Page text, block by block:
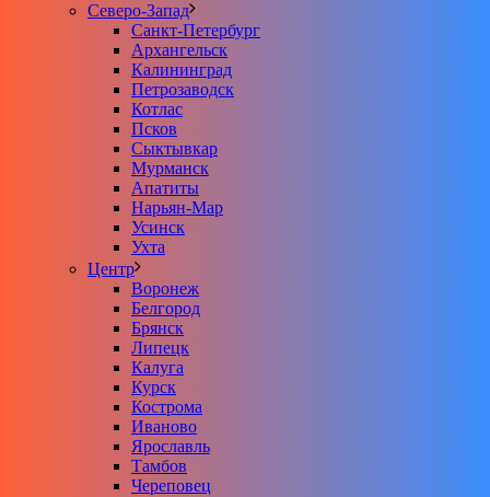
Северо-Запад
Санкт-Петербург
Архангельск
Калининград
Петрозаводск
Котлас
Псков
Сыктывкар
Мурманск
Апатиты
Нарьян-Мар
Усинск
Ухта
Центр
Воронеж
Белгород
Брянск
Липецк
Калуга
Курск
Кострома
Иваново
Ярославль
Тамбов
Череповец